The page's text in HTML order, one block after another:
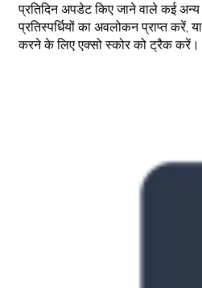
प्रतिदिन अपडेट किए जाने वाले कई
प्रतिस्पर्धियों का अवलोकन प्राप्त करें,
करने के लिए एक्सो स्कोर को ट्रैक करें।